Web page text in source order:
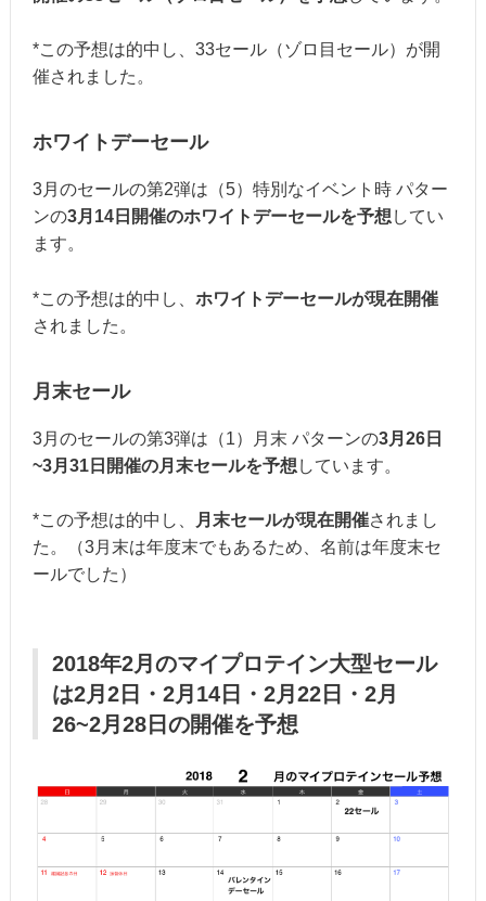
*この予想は的中し、33セール（ゾロ目セール）が開
催されました。
ホワイトデーセール
3月のセールの第2弾は（5）特別なイベント時 パター
ンの3月14日開催のホワイトデーセールを予想 してい
ます。
*この予想は的中し、 ホワイトデーセールが現在開催
されました。
月末セール
3月のセールの第3弾は（1）月末 パターンの3月26日
~3月31日開催の月末セールを予想 しています。
*この予想は的中し、 月末セールが現在開催されまし
た。（3月末は年度末でもあるため、名前は年度末セ
ールでした）
2018年2月のマイプロテイン大型セール
は2月2日・2月14日・2月22日・2月
26~2月28日の開催を予想